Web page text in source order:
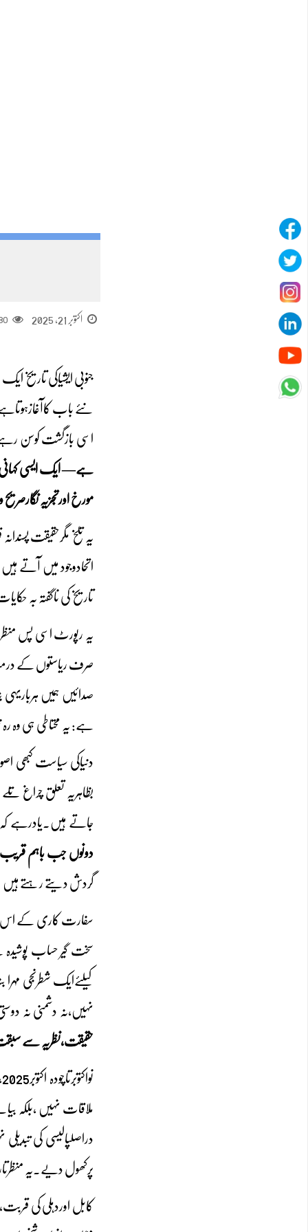
اکتوبر 21, 2025
جنوبی ایشیاکی
نئے باب
اسی بازگشت کوسن رہے
ہے— ایک ایسی
مورخ اورتجزیہ
یہ تلخ مگرحقیقت
اتحادوجود میں آتے
تاریخ کی ناگفتہ بہ
یہ رپورٹ اسی پس
صرف ریاستوں کے
صدائیں ہمیں ہرباریہی
ہے: یہ محتاطی ہی وہ
دنیاکی سیاست کبھی
بظاہریہ تعلق چراغ
جاتے ہیں۔یادرہے
دونوں جب باہم قریب
گردش دیتے رہتے
سفارت کاری کے اس
سخت گیر حساب پوشیدہ
کیلئےایک شطرنجی
نہیں،نہ دشمنی نہ
حقیقت،نظریہ سے
ملاقات نہیں ،بلکہ
دراصلپالیسی کی
پرکھول دیے۔یہ
کابل اوردہلی کی